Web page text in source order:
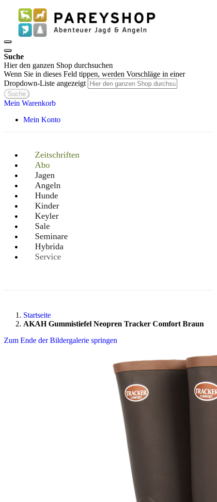
Suche
Hier den ganzen Shop durchsuchen
Wenn Sie in dieses Feld tippen, werden Vorschläge in einer
Dropdown-Liste angezeigt
Suche
Mein Warenkorb
Mein Konto
Zeitschriften
Abo
Jagen
Angeln
Hunde
Kinder
Keyler
Sale
Seminare
Hybrida
Service
Startseite
AKAH Gummistiefel Neopren Tracker Comfort Braun
Zum Ende der Bildergalerie springen